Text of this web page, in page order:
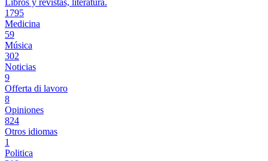
Libros y revistas, literatura.
1795
Medicina
59
Música
302
Noticias
9
Offerta di lavoro
8
Opiniones
824
Otros idiomas
1
Politica